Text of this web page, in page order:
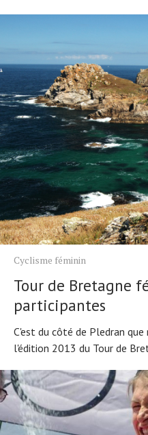
Cyclisme féminin
Tour de Bretagne
participantes
C'est du côté de Pledran
l'édition 2013 du Tour de